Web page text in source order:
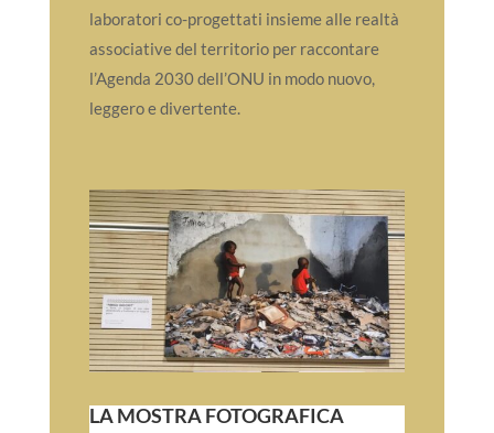
laboratori co-progettati insieme alle realtà
associative del territorio per raccontare
l’Agenda 2030 dell’ONU in modo nuovo,
leggero e divertente.
LA MOSTRA FOTOGRAFICA